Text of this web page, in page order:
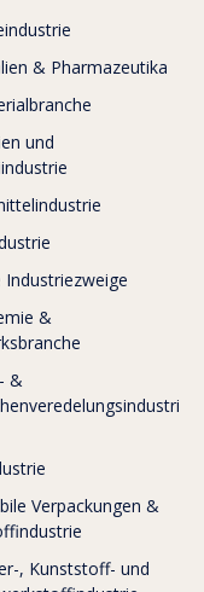
& Pharmazeutika
und
Industriezweige
&
&
Verpackungen &
, Kunststoff- und